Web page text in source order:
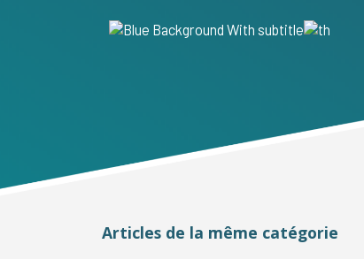
Articles de la même catégorie